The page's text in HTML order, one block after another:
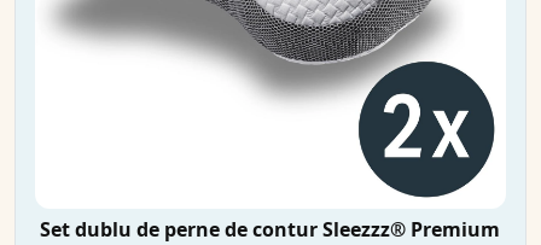
Set dublu de perne de contur Sleezzz® Premium